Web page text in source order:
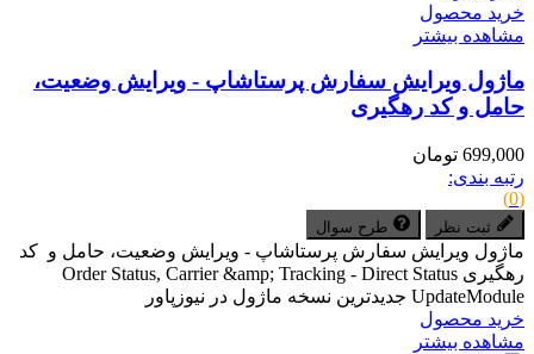
خرید محصول
مشاهده بیشتر
ماژول ویرایش سفارش پرستاشاپ - ویرایش وضعیت،
حامل و کد رهگیری
699,000 تومان
رتبه بندی:
(0)
ثبت نظر طرح سوال
ماژول ویرایش سفارش پرستاشاپ - ویرایش وضعیت، حامل و کد
رهگیری Order Status, Carrier &amp; Tracking - Direct Status
UpdateModule جدیدترین نسخه ماژول در نیوزپاور
خرید محصول
مشاهده بیشتر